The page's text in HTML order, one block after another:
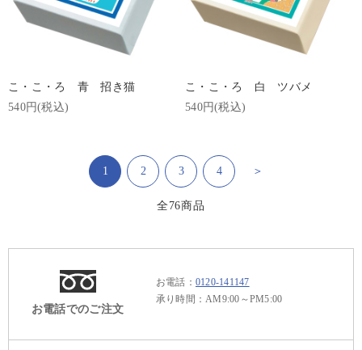
こ・こ・ろ 青 招き猫
540円(税込)
こ・こ・ろ 白 ツバメ
540円(税込)
1 2 3 4 ＞
全76商品
お電話でのご注文
お電話： 0120-141147
承り時間：AM9:00～PM5:00